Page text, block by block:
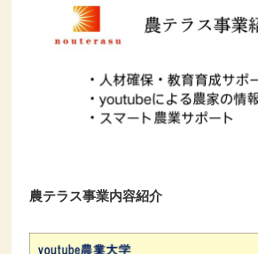
農テラス事業内容紹介